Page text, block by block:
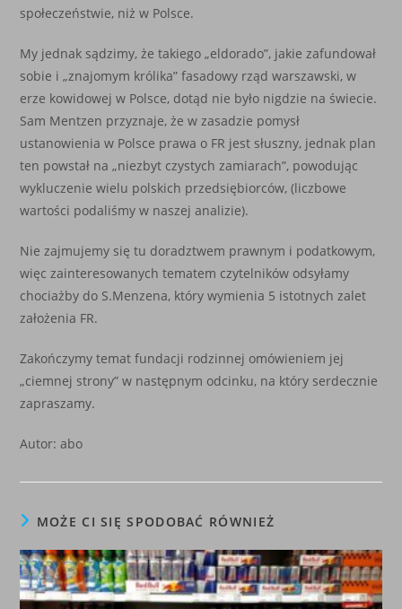
społeczeństwie, niż w Polsce.
My jednak sądzimy, że takiego „eldorado”, jakie zafundował
sobie i „znajomym królika” fasadowy rząd warszawski, w
erze kowidowej w Polsce, dotąd nie było nigdzie na świecie.
Sam Mentzen przyznaje, że w zasadzie pomysł
ustanowienia w Polsce prawa o FR jest słuszny, jednak plan
ten powstał na „niezbyt czystych zamiarach”, powodując
wykluczenie wielu polskich przedsiębiorców, (liczbowe
wartości podaliśmy w naszej analizie).
Nie zajmujemy się tu doradztwem prawnym i podatkowym,
więc zainteresowanych tematem czytelników odsyłamy
chociażby do S.Menzena, który wymienia 5 istotnych zalet
założenia FR.
Zakończymy temat fundacji rodzinnej omówieniem jej
„ciemnej strony” w następnym odcinku, na który serdecznie
zapraszamy.
Autor: abo
MOŻE CI SIĘ SPODOBAĆ RÓWNIEŻ